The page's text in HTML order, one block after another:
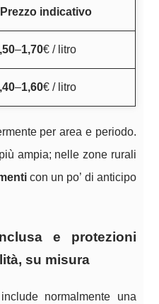
Prezzo indicativo
–1,70€ / litro
–1,60€ / litro
per area e periodo.
ampia; nelle zone rurali
con un po’ di anticipo
e protezioni
su misura
normalmente una